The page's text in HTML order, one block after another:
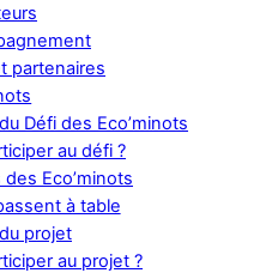
partenaires
Défi des Eco’minots
au défi ?
Eco’minots
à table
projet
au projet ?